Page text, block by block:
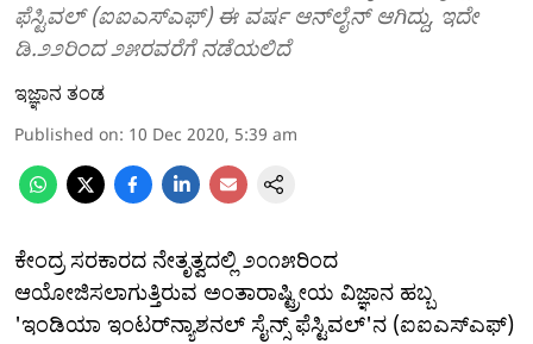
ಫೆಸ್ಟಿವಲ್‌ (ಐಐಎಸ್‌ಎಫ್) ಈ ವರ್ಷ ಆನ್‌ಲೈನ್ ಆಗಿದ್ದು, ಇದೇ
ಡಿ.೨೨ರಿಂದ ೨೫ರವರೆಗೆ ನಡೆಯಲಿದೆ
ಇಜ್ಞಾನ ತಂಡ
Published on: 10 Dec 2020, 5:39 am
ಕೇಂದ್ರ ಸರಕಾರದ ನೇತೃತ್ವದಲ್ಲಿ ೨೦೧೫ರಿಂದ
ಆಯೋಜಿಸಲಾಗುತ್ತಿರುವ ಅಂತಾರಾಷ್ಟ್ರೀಯ ವಿಜ್ಞಾನ ಹಬ್ಬ
'ಇಂಡಿಯಾ ಇಂಟರ್‌ನ್ಯಾಶನಲ್ ಸೈನ್ಸ್ ಫೆಸ್ಟಿವಲ್‌'ನ (ಐಐಎಸ್‌ಎಫ್)